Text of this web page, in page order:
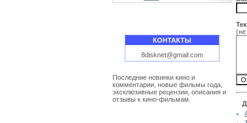
КОНТАКТЫ
8disknet@gmail.com
Последние новинки кино и
комментарии, новые фильмы года,
эксклюзивные рецензии, описания и
отзывы к кино-фильмам.
(не